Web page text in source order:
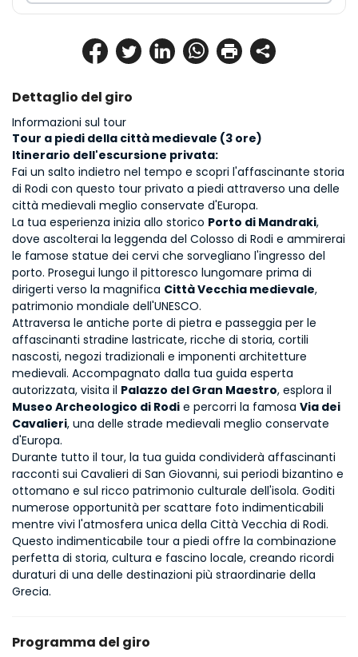
Dettaglio del giro
Informazioni sul tour
Tour a piedi della città medievale (3 ore)
Itinerario dell'escursione privata:
Fai un salto indietro nel tempo e scopri l'affascinante storia
di Rodi con questo tour privato a piedi attraverso una delle
città medievali meglio conservate d'Europa.
La tua esperienza inizia allo storico Porto di Mandraki,
dove ascolterai la leggenda del Colosso di Rodi e ammirerai
le famose statue dei cervi che sorvegliano l'ingresso del
porto. Prosegui lungo il pittoresco lungomare prima di
dirigerti verso la magnifica Città Vecchia medievale,
patrimonio mondiale dell'UNESCO.
Attraversa le antiche porte di pietra e passeggia per le
affascinanti stradine lastricate, ricche di storia, cortili
nascosti, negozi tradizionali e imponenti architetture
medievali. Accompagnato dalla tua guida esperta
autorizzata, visita il Palazzo del Gran Maestro
Museo Archeologico di Rodi e percorri la famosa Via dei
Cavalieri, una delle strade medievali meglio conservate
d'Europa.
Durante tutto il tour, la tua guida condividerà affascinanti
racconti sui Cavalieri di San Giovanni, sui periodi bizantino e
ottomano e sul ricco patrimonio culturale dell'isola. Goditi
numerose opportunità per scattare foto indimenticabili
mentre vivi l'atmosfera unica della Città Vecchia di Rodi.
Questo indimenticabile tour a piedi offre la combinazione
perfetta di storia, cultura e fascino locale, creando ricordi
duraturi di una delle destinazioni più straordinarie della
Grecia.
Programma del giro